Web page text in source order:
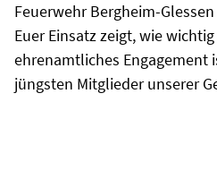
Feuerwehr Bergheim-
Euer Einsatz zeigt, wie
ehrenamtliches Engagement
jüngsten Mitglieder unserer